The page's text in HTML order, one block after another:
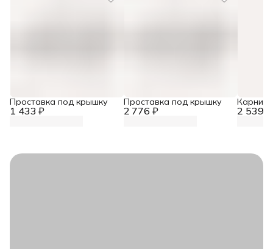
1 433 ₽
Проставка под крышку
2 776 ₽
Проставка под крышку
2 539 ₽
Карниз